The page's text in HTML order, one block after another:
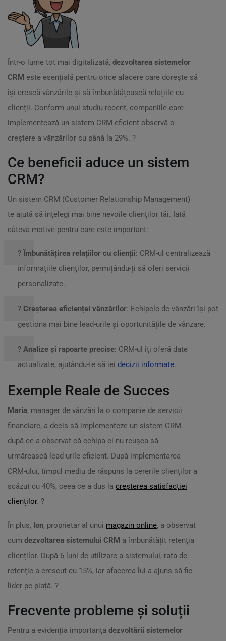
Într-o lume tot mai digitalizată, dezvoltarea sistemelor
CRM este esențială pentru orice afacere care dorește să
își crescă vânzările și să îmbunătățească relațiile cu
clienții. Conform unui studiu recent, companiile care
implementează un sistem CRM eficient observă o
creștere a vânzărilor cu până la 29%. ?
Ce beneficii aduce un sistem
CRM?
Un sistem CRM (Customer Relationship Management)
te ajută să înțelegi mai bine nevoile clienților tăi. Iată
câteva motive pentru care este important:
? Îmbunătățirea relațiilor cu clienții: CRM-ul centralizează
informațiile clienților, permițându-ți să oferi servicii
personalizate.
? Creșterea eficienței vânzărilor: Echipele de vânzări își pot
gestiona mai bine lead-urile și oportunitățile de vânzare.
? Analize și rapoarte precise: CRM-ul îți oferă date
actualizate, ajutându-te să iei decizii informate.
Exemple Reale de Succes
Maria, manager de vânzări la o companie de servicii
financiare, a decis să implementeze un sistem CRM
după ce a observat că echipa ei nu reușea să
urmărească lead-urile eficient. După implementarea
CRM-ului, timpul mediu de răspuns la cererile clienților a
scăzut cu 40%, ceea ce a dus la creșterea satisfacției
clienților. ?
În plus, Ion, proprietar al unui magazin online, a observat
cum dezvoltarea sistemului CRM a îmbunătățit retenția
clienților. După 6 luni de utilizare a sistemului, rata de
retenție a crescut cu 15%, iar afacerea lui a ajuns să fie
lider pe piață. ?
Frecvente probleme și soluții
Pentru a evidenția importanța dezvoltării sistemelor